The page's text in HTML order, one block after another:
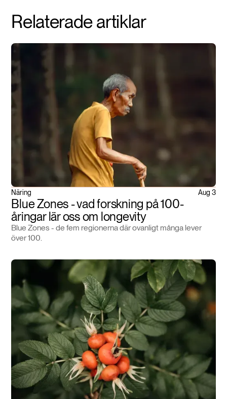
Relaterade artiklar
Näring Aug 3
Blue Zones - vad forskning på 100-
åringar lär oss om longevity
Blue Zones - de fem regionerna där ovanligt många lever
över 100.